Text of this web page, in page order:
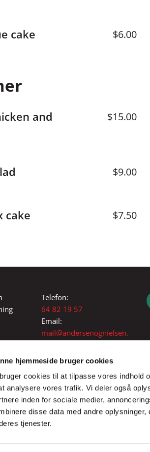
hjemmeside bruger cookies
cookies til at tilpasse vores indhold
analysere vores trafik. Vi deler også
inden for sociale medier,
disse data med andre
tjenester.
cake $6.00
and
$15.00
$9.00
cake $7.50
Telefon:
64 82 19 57
Email:
mail@andersenognielsen.